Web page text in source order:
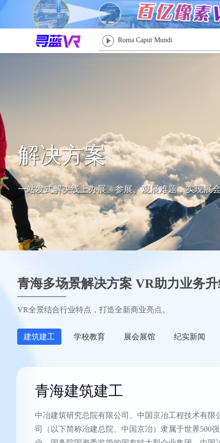
Roma Caput Mundi
解决方案
一站发式解决线上办展、参展、观展难题，实现展
青海多场景解决方案 VR助力业务
VR全景结合行业特点，打造全新商业亮点。
建筑建工 学校教育 展会展馆 纪实新闻
青海建筑建工
中冶建筑研究总院有限公司、中国京冶工程技术有限
司（以下简称冶建总院、中国京冶）隶属于世界500